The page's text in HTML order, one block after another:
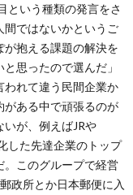
という種類の発言をさ
間ではないかというご
抱える課題の解決を
思ったので選んだ」
われて違う民間企業か
がある中で頑張るのが
が、例えばJRや
した先達企業のトップ
。このグループで経営
政所とか日本郵便に入